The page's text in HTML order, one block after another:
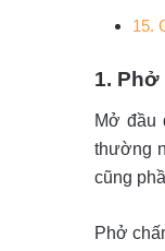
15.
1. Phở
Mở đầu
thường
cũng
Phở